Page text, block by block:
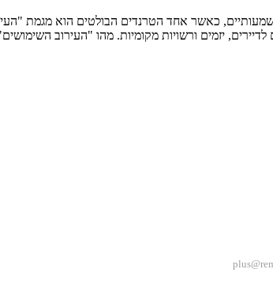
יזמים ורשויות מקומיות. מהו "העירוב